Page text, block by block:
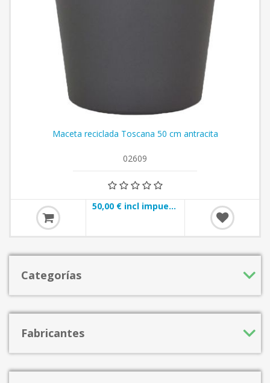
Maceta reciclada Toscana 50 cm antracita
02609
50,00 € incl impuestos
Categorías
Fabricantes